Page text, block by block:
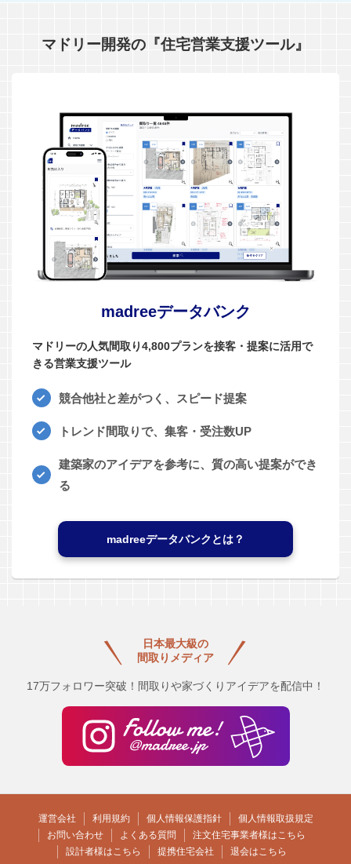
マドリー開発の『住宅営業支援ツール』
madreeデータバンク
マドリーの人気間取り4,800プランを接客・提案に活用で
きる営業支援ツール
競合他社と差がつく、スピード提案
トレンド間取りで、集客・受注数UP
建築家のアイデアを参考に、質の高い提案ができ
る
madreeデータバンクとは？
日本最大級の
間取りメディア
17万フォロワー突破！間取りや家づくりアイデアを配信中！
運営会社 利用規約 個人情報保護指針
個人情報取扱規定
お問い合わせ
よくある質問
注文住宅事業者様はこちら
設計者様はこちら
提携住宅会社 退会はこちら